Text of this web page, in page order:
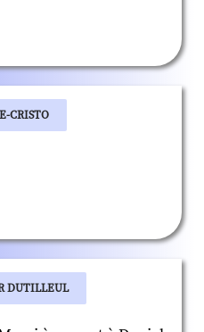
CRISTO
DUTILLEUL